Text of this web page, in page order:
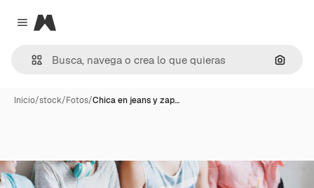
Close menu
Magnific
Inicio/stock/Fotos/Chica en jeans y zap…